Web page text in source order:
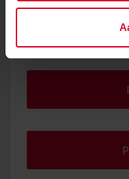
stappen gezet op